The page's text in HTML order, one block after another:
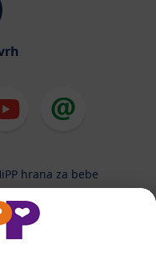
hrana za bebe
HiPP trudnoća
za korištenj